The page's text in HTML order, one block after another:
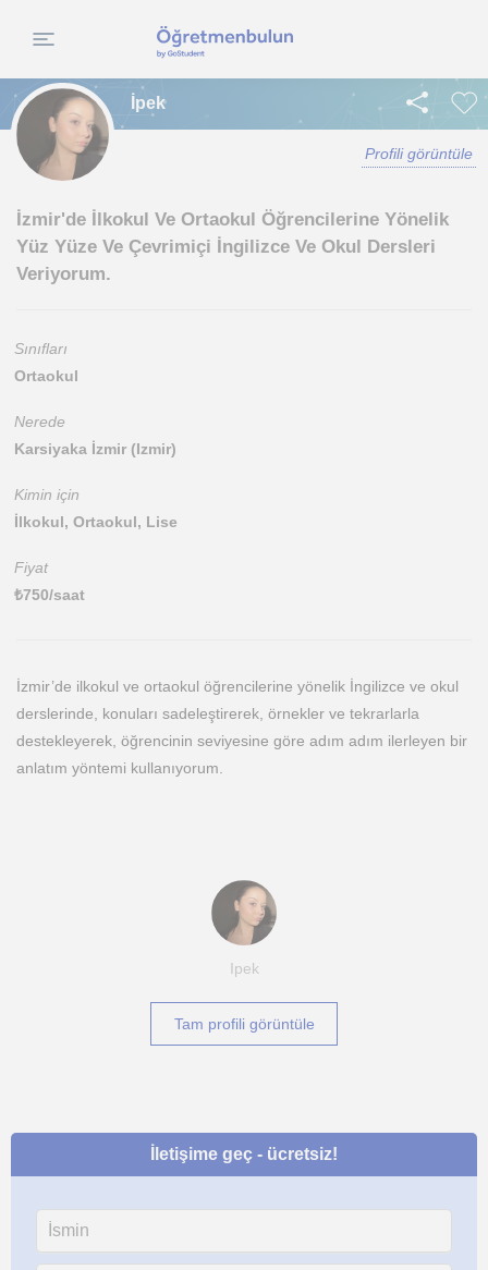
İpek
Profili görüntüle
İzmir'de İlkokul Ve Ortaokul Öğrencilerine Yönelik
Yüz Yüze Ve Çevrimiçi İngilizce Ve Okul Dersleri
Veriyorum.
Sınıfları
Ortaokul
Nerede
Karsiyaka İzmir (Izmir)
Kimin için
İlkokul, Ortaokul, Lise
Fiyat
₺750/saat
İzmir’de ilkokul ve ortaokul öğrencilerine yönelik İngilizce ve okul
derslerinde, konuları sadeleştirerek, örnekler ve tekrarlarla
destekleyerek, öğrencinin seviyesine göre adım adım ilerleyen bir
anlatım yöntemi kullanıyorum.
Ipek
Tam profili görüntüle
İletişime geç - ücretsiz!